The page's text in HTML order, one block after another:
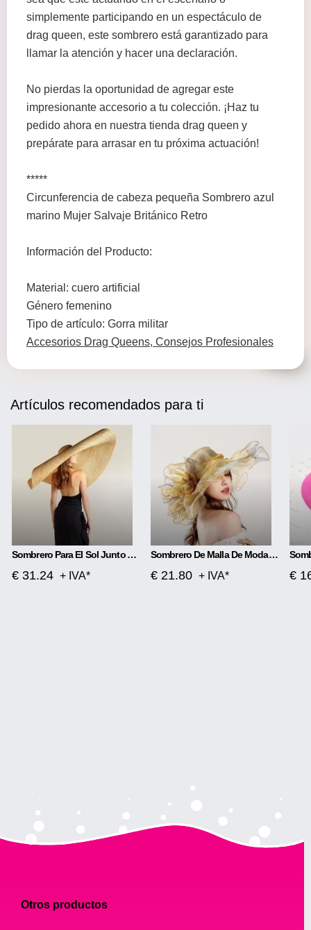
simplemente participando en un espectáculo de
drag queen, este sombrero está garantizado para
llamar la atención y hacer una declaración.
No pierdas la oportunidad de agregar este
impresionante accesorio a tu colección. ¡Haz tu
pedido ahora en nuestra tienda drag queen y
prepárate para arrasar en tu próxima actuación!
*****
Circunferencia de cabeza pequeña Sombrero azul
marino Mujer Salvaje Británico Retro
Información del Producto:
Material: cuero artificial
Género femenino
Tipo de artículo: Gorra militar
Accesorios Drag Queens, Consejos Profesionales
Artículos recomendados para ti
Sombrero Para El Sol Junto Al Mar, Sombrero De Paja Para Viajes Y Vacaciones, Sombrero De Paja, Sombrero De Paja De Papel
€ 31.24 + IVA*
Sombrero De Malla De Moda De Organza
€ 21.80 + IVA* €
Otros productos